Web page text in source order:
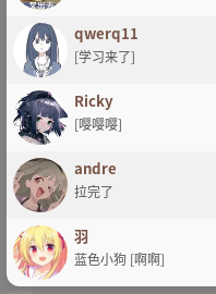
qwerq11
[学习来了]
Ricky
[嘤嘤嘤]
andre
拉完了
羽
蓝色小狗 [啊啊]